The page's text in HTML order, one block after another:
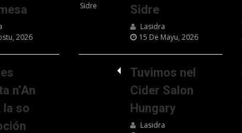
2026
n’An
la so
Sidre
Lasidra
15 De Mayu, 2026
Tuvimos nel
Cider Salon
Hungary
Lasidra